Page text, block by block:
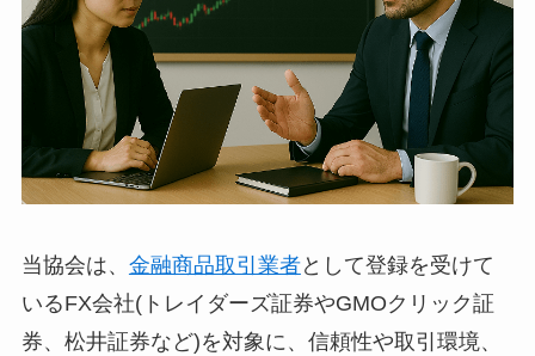
当協会は、 金融商品取引業者として登録を受けて
いるFX会社(トレイダーズ証券やGMOクリック証
券、松井証券など)を対象に、信頼性や取引環境、